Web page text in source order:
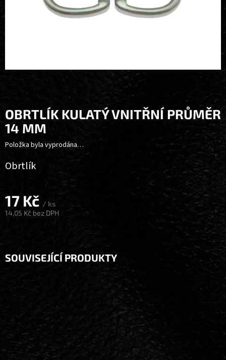
OBRTLÍK KULATÝ VNITŘNÍ PRŮMĚR
14 MM
17 Kč / ks
14,05 Kč bez DPH
Položka byla vyprodána…
Obrtlík
SOUVISEJÍCÍ PRODUKTY